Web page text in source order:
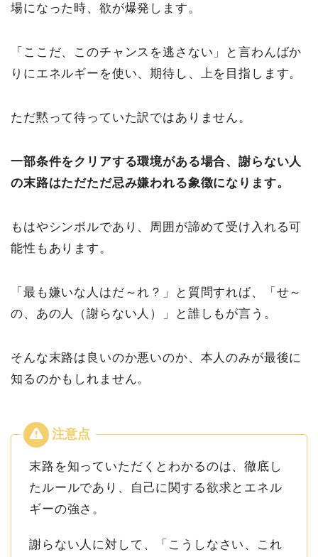
場になった時、欲が爆発します。
「ここだ、このチャンスを逃さない」と言わんばか
りにエネルギーを使い、期待し、上を目指します。
ただ黙って待っていた訳ではありません。
一部条件をクリアする環境がある場合、謝らない人
の末路はただただ忌み嫌われる象徴になります。
もはやシンボルであり、周囲が諦めて受け入れる可
能性もあります。
「最も嫌いな人はだ～れ？」と質問すれば、「せ～
の、あの人（謝らない人）」と誰しもが言う。
そんな末路は良いのか悪いのか、本人のみが最後に
知るのかもしれません。
末路を知っていただくとわかるのは、徹底し
たルールであり、自己に関する欲求とエネル
ギーの強さ。
謝らない人に対して、「こうしなさい、これ